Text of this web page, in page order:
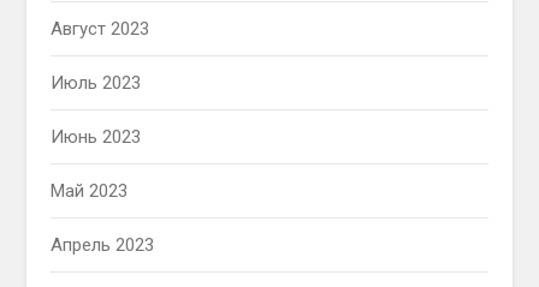
Август 2023
Июль 2023
Июнь 2023
Май 2023
Апрель 2023